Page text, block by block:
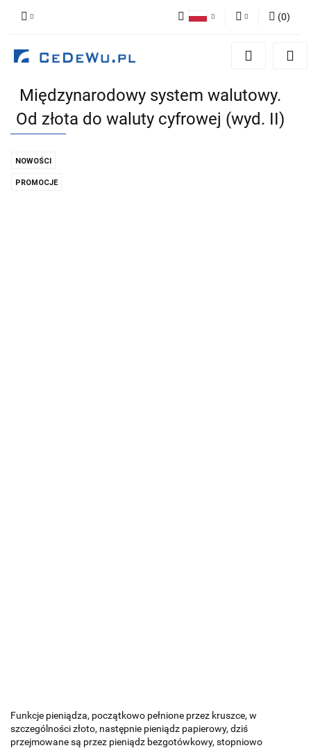
Zaloguj się
Dodaj zgłoszenie
Zgody cookies
(0)
Międzynarodowy system walutowy.
Od złota do waluty cyfrowej (wyd. II)
NOWOŚCI
PROMOCJE
Funkcje pieniądza, początkowo pełnione przez kruszce, w
szczególności złoto, następnie pieniądz papierowy, dziś
przejmowane są przez pieniądz bezgotówkowy, stopniowo